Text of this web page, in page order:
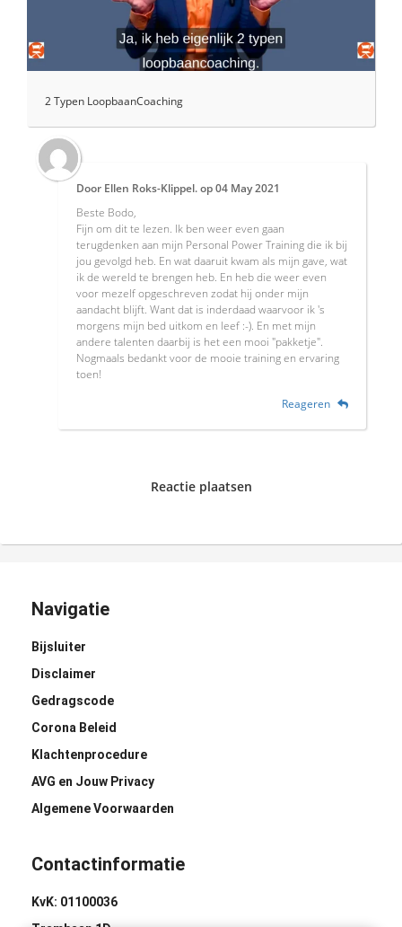
2 Typen LoopbaanCoaching
Door Ellen Roks-Klippel.op04 May 2021
Beste Bodo,
Fijn om dit te lezen. Ik ben weer even gaan
terugdenken aan mijn Personal Power Training die ik bij
jou gevolgd heb. En wat daaruit kwam als mijn gave, wat
ik de wereld te brengen heb. En heb die weer even
voor mezelf opgeschreven zodat hij onder mijn
aandacht blijft. Want dat is inderdaad waarvoor ik 's
morgens mijn bed uitkom en leef :-). En met mijn
andere talenten daarbij is het een mooi "pakketje".
Nogmaals bedankt voor de mooie training en ervaring
toen!
Reageren
Reactie plaatsen
Navigatie
Bijsluiter
Disclaimer
Gedragscode
Corona Beleid
Klachtenprocedure
AVG en Jouw Privacy
Algemene Voorwaarden
Contactinformatie
KvK: 01100036